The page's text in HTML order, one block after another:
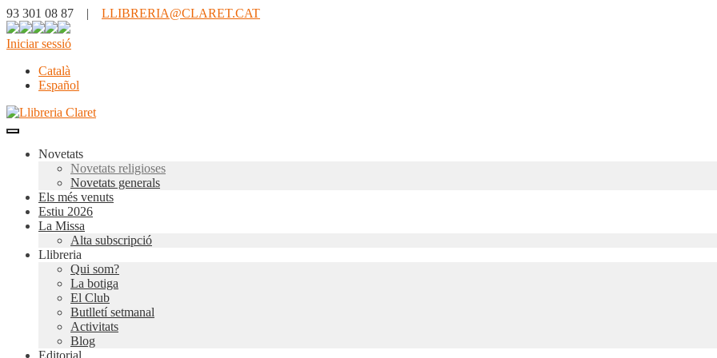
93 301 08 87 | LLIBRERIA@CLARET.CAT
Iniciar sessió
Català
Español
Novetats
Novetats religioses
Novetats generals
Els més venuts
Estiu 2026
La Missa
Alta subscripció
Llibreria
Qui som?
La botiga
El Club
Butlletí setmanal
Activitats
Blog
Editorial